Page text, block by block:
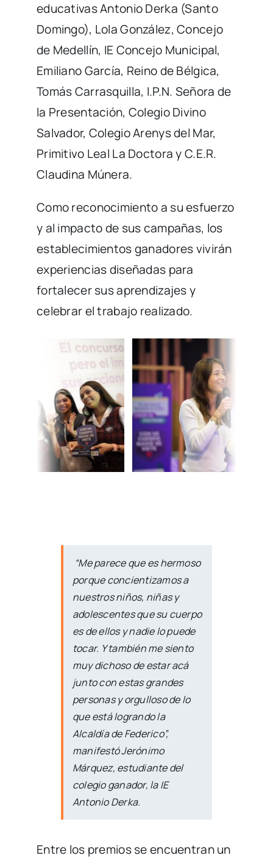
educativas Antonio Derka (Santo
Domingo), Lola González, Concejo
de Medellín, IE Concejo Municipal,
Emiliano García, Reino de Bélgica,
Tomás Carrasquilla, I.P.N. Señora de
la Presentación, Colegio Divino
Salvador, Colegio Arenys del Mar,
Primitivo Leal La Doctora y C.E.R.
Claudina Múnera.
Como reconocimiento a su esfuerzo
y al impacto de sus campañas, los
establecimientos ganadores vivirán
experiencias diseñadas para
fortalecer sus aprendizajes y
celebrar el trabajo realizado.
“Me parece que es hermoso
porque concientizamos a
nuestros niños, niñas y
adolescentes que su cuerpo
es de ellos y nadie lo puede
tocar. Y también me siento
muy dichoso de estar acá
junto con estas grandes
personas y orgulloso de lo
que está logrando la
Alcaldía de Federico”,
manifestó Jerónimo
Márquez, estudiante del
colegio ganador, la IE
Antonio Derka.
Entre los premios se encuentran un